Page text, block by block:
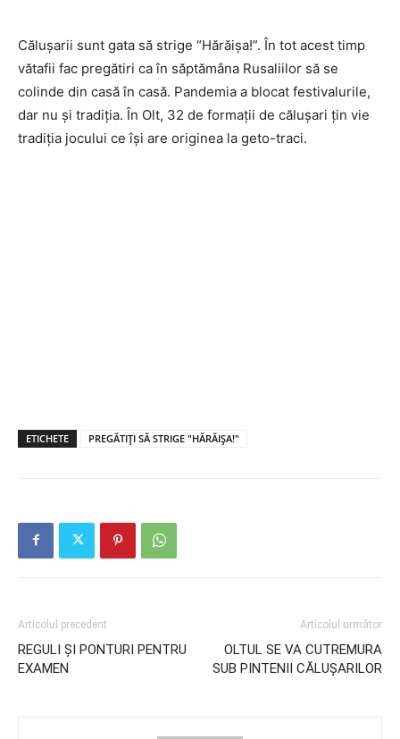
Călușarii sunt gata să strige “Hărăișa!”. În tot acest timp
vătafii fac pregătiri ca în săptămâna Rusaliilor să se
colinde din casă în casă. Pandemia a blocat festivalurile,
dar nu și tradiția. În Olt, 32 de formații de călușari țin vie
tradiția jocului ce își are originea la geto-traci.
ETICHETE PREGĂTIȚI SĂ STRIGE "HĂRĂIȘA!"
Articolul precedent
REGULI ȘI PONTURI PENTRU
EXAMEN
Articolul următor
OLTUL SE VA CUTREMURA
SUB PINTENII CĂLUȘARILOR